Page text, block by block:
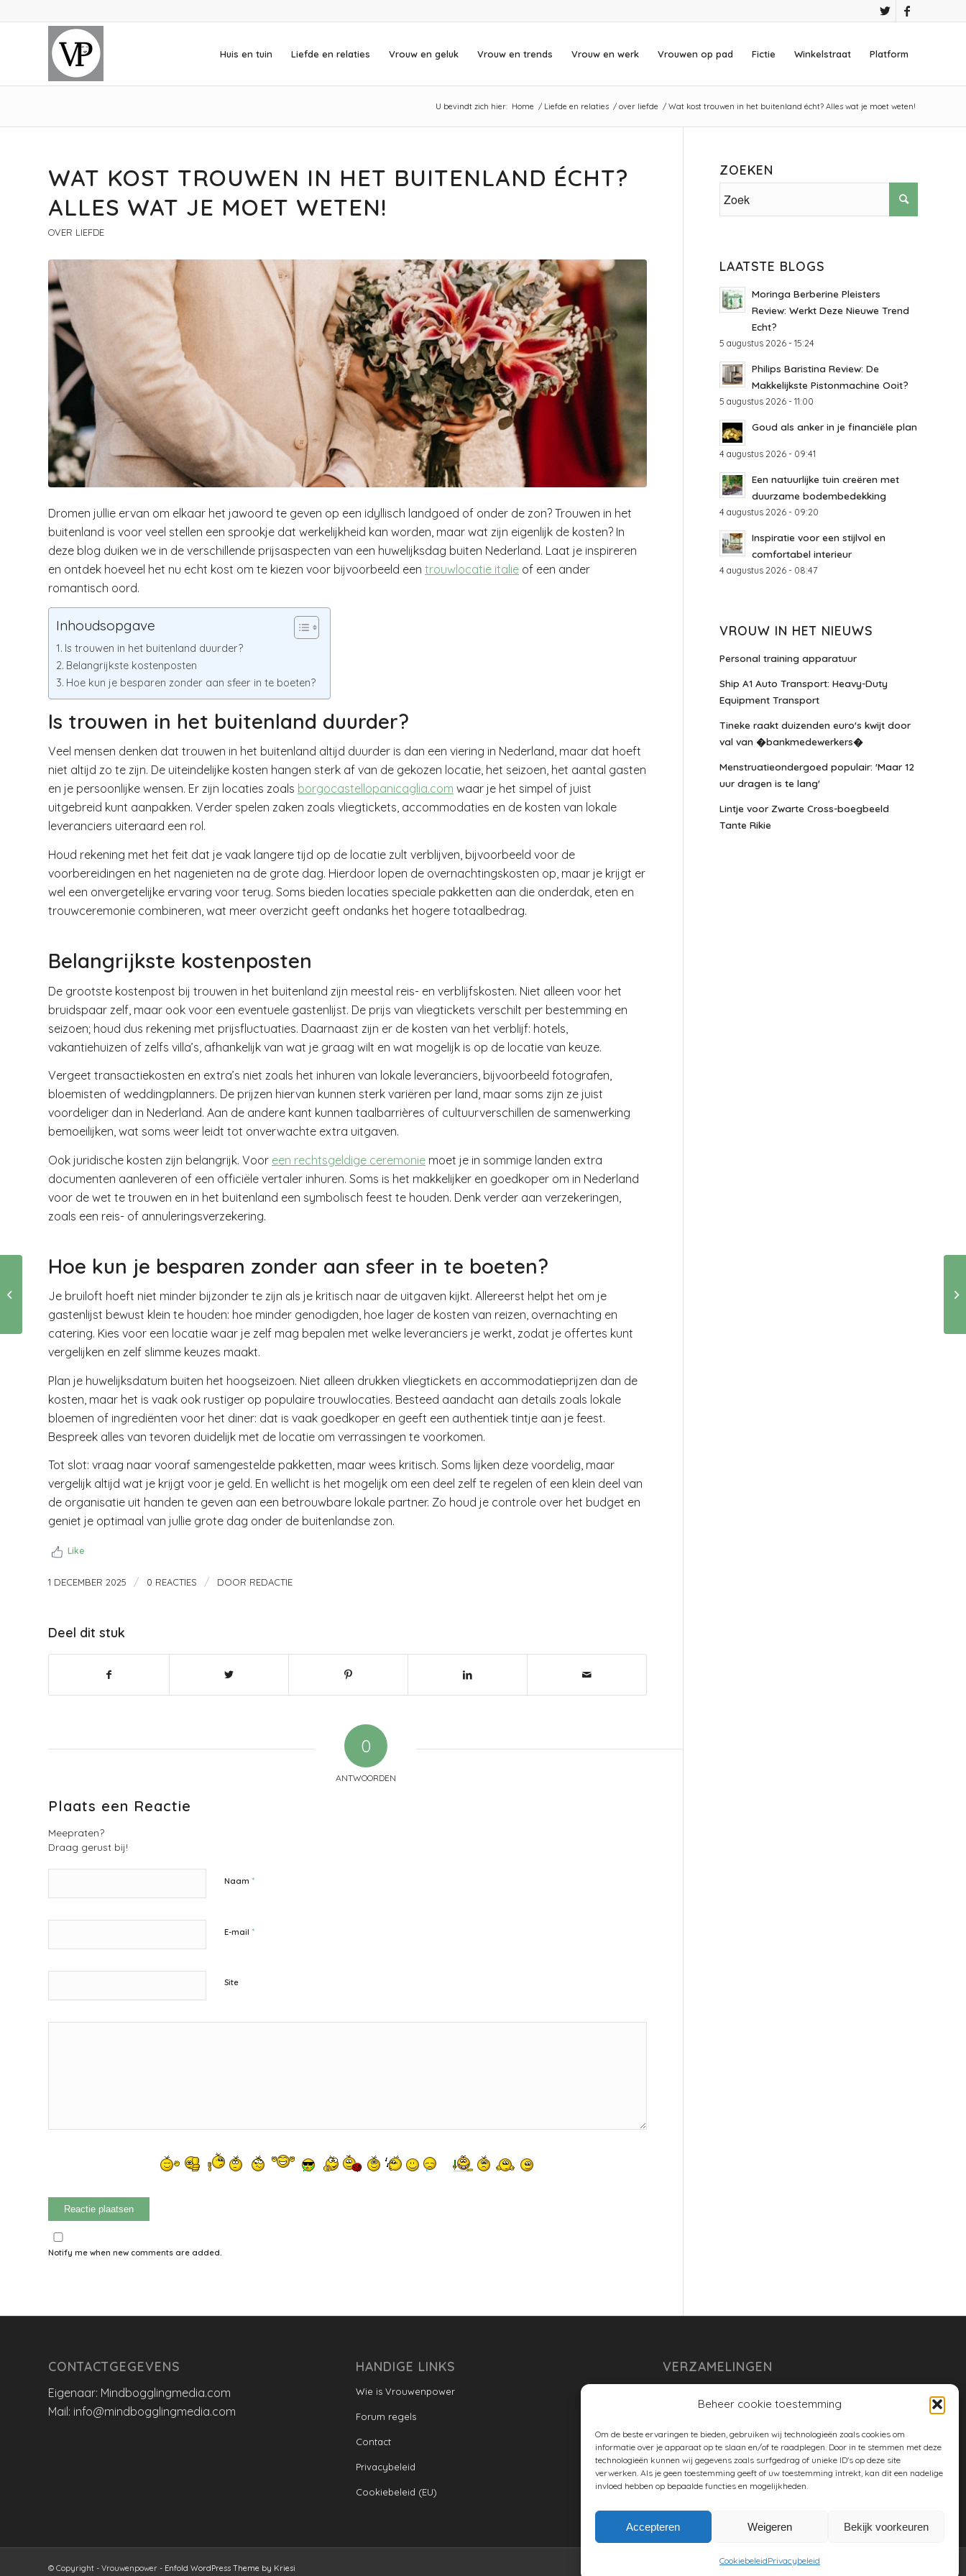
Beheer cookie toestemming
Om de beste ervaringen te bieden, gebruiken wij technologieën zoals cookies om
informatie over je apparaat op te slaan en/of te raadplegen. Door in te stemmen met deze
technologieën kunnen wij gegevens zoals surfgedrag of unieke ID's op deze site
verwerken. Als je geen toestemming geeft of uw toestemming intrekt, kan dit een nadelige
invloed hebben op bepaalde functies en mogelijkheden.
Accepteren Weigeren Bekijk voorkeuren
CookiebeleidPrivacybeleid
Huis en tuin Liefde en relaties Vrouw en geluk Vrouw en trends Vrouw en werk Vrouwen op pad Fictie Winkelstraat Platform
U bevindt zich hier: Home / Liefde en relaties / over liefde / Wat kost trouwen in het buitenland écht? Alles wat je moet weten!
WAT KOST TROUWEN IN HET BUITENLAND ÉCHT?
ALLES WAT JE MOET WETEN!
OVER LIEFDE
Dromen jullie ervan om elkaar het jawoord te geven op een idyllisch landgoed of onder de zon? Trouwen in het
buitenland is voor veel stellen een sprookje dat werkelijkheid kan worden, maar wat zijn eigenlijk de kosten? In
deze blog duiken we in de verschillende prijsaspecten van een huwelijksdag buiten Nederland. Laat je inspireren
en ontdek hoeveel het nu echt kost om te kiezen voor bijvoorbeeld een trouwlocatie italie of een ander
romantisch oord.
Inhoudsopgave
Is trouwen in het buitenland duurder?
Belangrijkste kostenposten
Hoe kun je besparen zonder aan sfeer in te boeten?
Is trouwen in het buitenland duurder?
Veel mensen denken dat trouwen in het buitenland altijd duurder is dan een viering in Nederland, maar dat hoeft
niet altijd zo te zijn. De uiteindelijke kosten hangen sterk af van de gekozen locatie, het seizoen, het aantal gasten
en je persoonlijke wensen. Er zijn locaties zoals borgocastellopanicaglia.com waar je het simpel of juist
uitgebreid kunt aanpakken. Verder spelen zaken zoals vliegtickets, accommodaties en de kosten van lokale
leveranciers uiteraard een rol.
Houd rekening met het feit dat je vaak langere tijd op de locatie zult verblijven, bijvoorbeeld voor de
voorbereidingen en het nagenieten na de grote dag. Hierdoor lopen de overnachtingskosten op, maar je krijgt er
wel een onvergetelijke ervaring voor terug. Soms bieden locaties speciale pakketten aan die onderdak, eten en
trouwceremonie combineren, wat meer overzicht geeft ondanks het hogere totaalbedrag.
Belangrijkste kostenposten
De grootste kostenpost bij trouwen in het buitenland zijn meestal reis- en verblijfskosten. Niet alleen voor het
bruidspaar zelf, maar ook voor een eventuele gastenlijst. De prijs van vliegtickets verschilt per bestemming en
seizoen; houd dus rekening met prijsfluctuaties. Daarnaast zijn er de kosten van het verblijf: hotels,
vakantiehuizen of zelfs villa’s, afhankelijk van wat je graag wilt en wat mogelijk is op de locatie van keuze.
Vergeet transactiekosten en extra’s niet zoals het inhuren van lokale leveranciers, bijvoorbeeld fotografen,
bloemisten of weddingplanners. De prijzen hiervan kunnen sterk variëren per land, maar soms zijn ze juist
voordeliger dan in Nederland. Aan de andere kant kunnen taalbarrières of cultuurverschillen de samenwerking
bemoeilijken, wat soms weer leidt tot onverwachte extra uitgaven.
Ook juridische kosten zijn belangrijk. Voor een rechtsgeldige ceremonie moet je in sommige landen extra
documenten aanleveren of een officiële vertaler inhuren. Soms is het makkelijker en goedkoper om in Nederland
voor de wet te trouwen en in het buitenland een symbolisch feest te houden. Denk verder aan verzekeringen,
zoals een reis- of annuleringsverzekering.
Hoe kun je besparen zonder aan sfeer in te boeten?
Je bruiloft hoeft niet minder bijzonder te zijn als je kritisch naar de uitgaven kijkt. Allereerst helpt het om je
gastenlijst bewust klein te houden: hoe minder genodigden, hoe lager de kosten van reizen, overnachting en
catering. Kies voor een locatie waar je zelf mag bepalen met welke leveranciers je werkt, zodat je offertes kunt
vergelijken en zelf slimme keuzes maakt.
Plan je huwelijksdatum buiten het hoogseizoen. Niet alleen drukken vliegtickets en accommodatieprijzen dan de
kosten, maar het is vaak ook rustiger op populaire trouwlocaties. Besteed aandacht aan details zoals lokale
bloemen of ingrediënten voor het diner: dat is vaak goedkoper en geeft een authentiek tintje aan je feest.
Bespreek alles van tevoren duidelijk met de locatie om verrassingen te voorkomen.
Tot slot: vraag naar vooraf samengestelde pakketten, maar wees kritisch. Soms lijken deze voordelig, maar
vergelijk altijd wat je krijgt voor je geld. En wellicht is het mogelijk om een deel zelf te regelen of een klein deel van
de organisatie uit handen te geven aan een betrouwbare lokale partner. Zo houd je controle over het budget en
geniet je optimaal van jullie grote dag onder de buitenlandse zon.
Like
1 DECEMBER 2025 / 0 REACTIES / DOOR REDACTIE
Deel dit stuk
0
ANTWOORDEN
Plaats een Reactie
Meepraten?
Draag gerust bij!
Naam *
E-mail *
Site
Notify me when new comments are added.
ZOEKEN
LAATSTE BLOGS
Moringa Berberine Pleisters
Review: Werkt Deze Nieuwe Trend
Echt?
5 augustus 2026 - 15:24
Philips Baristina Review: De
Makkelijkste Pistonmachine Ooit?
5 augustus 2026 - 11:00
Goud als anker in je financiële plan
4 augustus 2026 - 09:41
Een natuurlijke tuin creëren met
duurzame bodembedekking
4 augustus 2026 - 09:20
Inspiratie voor een stijlvol en
comfortabel interieur
4 augustus 2026 - 08:47
VROUW IN HET NIEUWS
Personal training apparatuur
Ship A1 Auto Transport: Heavy-Duty
Equipment Transport
Tineke raakt duizenden euro's kwijt door
val van �bankmedewerkers�
Menstruatieondergoed populair: 'Maar 12
uur dragen is te lang'
Lintje voor Zwarte Cross-boegbeeld
Tante Rikie
CONTACTGEGEVENS
Eigenaar: Mindbogglingmedia.com
Mail: info@mindbogglingmedia.com
HANDIGE LINKS
Wie is Vrouwenpower
Forum regels
Contact
Privacybeleid
Cookiebeleid (EU)
VERZAMELINGEN
huishouden
spreekwoorden en gezegden
tuin
© Copyright - Vrouwenpower - Enfold WordPress Theme by Kriesi Twitter
De 10 Dingen Die Elk
Weten Over
Huisveiligheid